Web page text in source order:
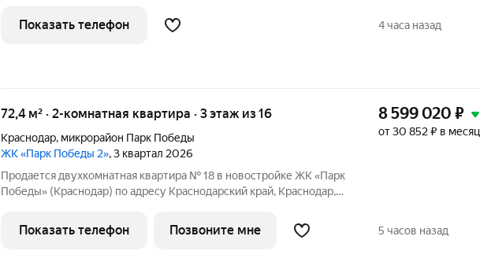
спокойной гамме, натяжной потолок. В ванной комнате:
инсталляция, подогрев
Показать телефон 4 часа назад
72,4 м² · 2-комнатная квартира · 3 этаж из 16
Краснодар, микрорайон Парк Победы
ЖК «Парк Победы 2», 3 квартал 2026
Продается двухкомнатная квартира № 18 в новостройке ЖК «Парк
Победы» (Краснодар) по адресу Краснодарский край, Краснодар,
этаж 3 из 18, секция 1. Тип проекта, по которому построен дом
8 599 020 ₽
от 30 852 ₽ в месяц
Показать телефон Позвоните мне 5 часов назад